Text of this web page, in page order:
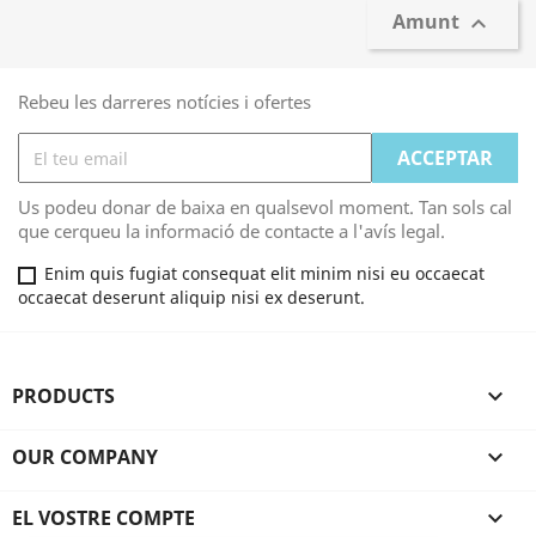
Amunt 
Rebeu les darreres notícies i ofertes
Us podeu donar de baixa en qualsevol moment. Tan sols cal
que cerqueu la informació de contacte a l'avís legal.
Enim quis fugiat consequat elit minim nisi eu occaecat
occaecat deserunt aliquip nisi ex deserunt.
PRODUCTS 
OUR COMPANY 
EL VOSTRE COMPTE 